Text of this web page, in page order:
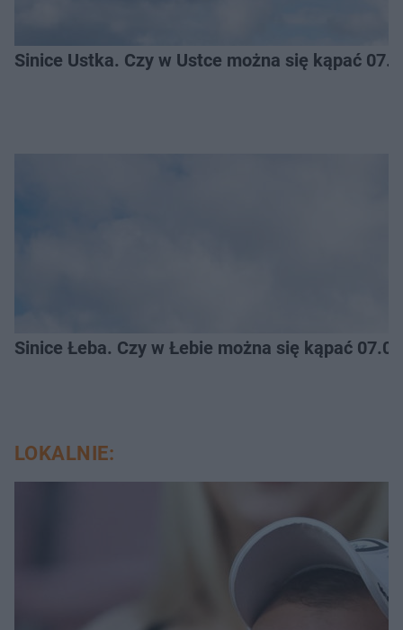
Sinice Ustka. Czy w Ustce można się kąpać
Sinice Łeba. Czy w Łebie można się kąpać
LOKALNIE: